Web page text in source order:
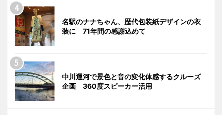
名駅のナナちゃん、歴代包装紙デザインの衣
装に 71年間の感謝込めて
中川運河で景色と音の変化体感するクルーズ
企画 360度スピーカー活用